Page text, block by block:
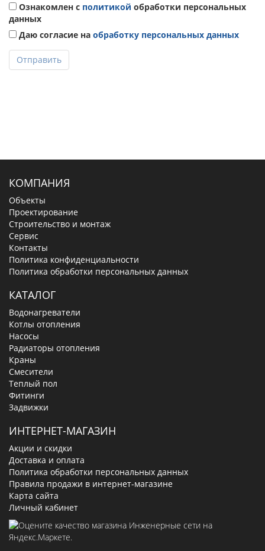
Ознакомлен с политикой обработки персональных
данных
Даю согласие на обработку персональных данных
Отправить
КОМПАНИЯ
Объекты
Проектирование
Строительство и монтаж
Сервис
Контакты
Политика конфиденциальности
Политика обработки персональных данных
КАТАЛОГ
Водонагреватели
Котлы отопления
Насосы
Радиаторы отопления
Краны
Смесители
Теплый пол
Фитинги
Задвижки
ИНТЕРНЕТ-МАГАЗИН
Акции и скидки
Доставка и оплата
Политика обработки персональных данных
Правила продажи в интернет-магазине
Карта сайта
Личный кабинет